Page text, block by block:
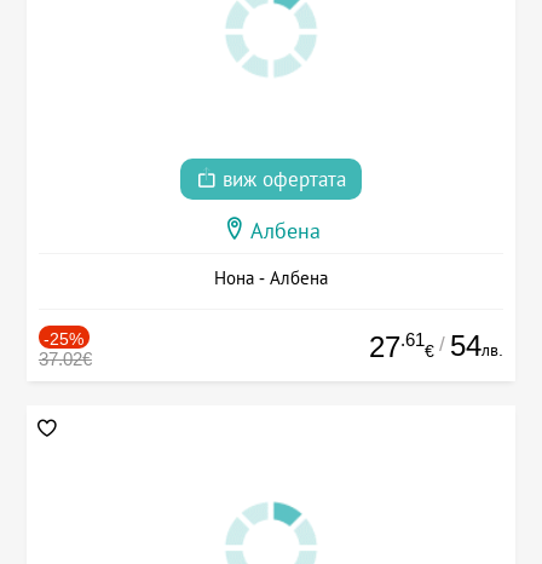
виж офертата
Албена
Нона - Албена
-25%
37.02€ 27.61
€ / 54лв.